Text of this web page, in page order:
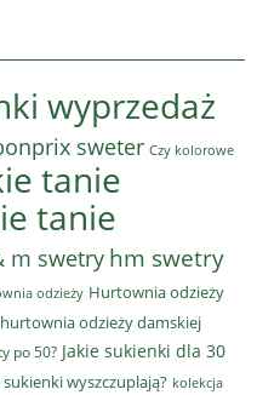
wyprzedaż
sweter Czy kolorowe
tanie
tanie
m swetry hm swetry
odzieży Hurtownia odzieży
odzieży damskiej
po 50? Jakie sukienki dla 30
sukienki wyszczuplają? kolekcja